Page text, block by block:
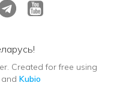
Created for free using
Kubio